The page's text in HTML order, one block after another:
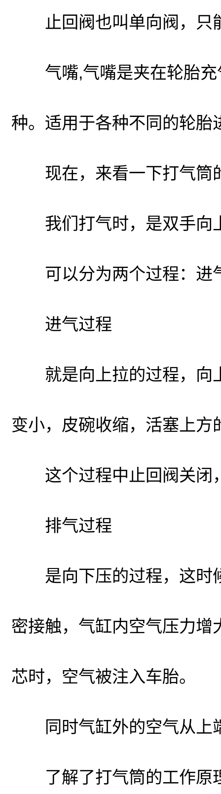
止回阀也叫单向阀，
气嘴,气嘴是夹在轮胎充
种。适用于各种不同的轮胎
现在，来看一下打气筒
我们打气时，是双手向
可以分为两个过程：进
进气过程
就是向上拉的过程，向
变小，皮碗收缩，活塞上
这个过程中止回阀关闭
排气过程
是向下压的过程，这时
密接触，气缸内空气压力
芯时，空气被注入车胎。
同时气缸外的空气从上
了解了打气筒的工作原